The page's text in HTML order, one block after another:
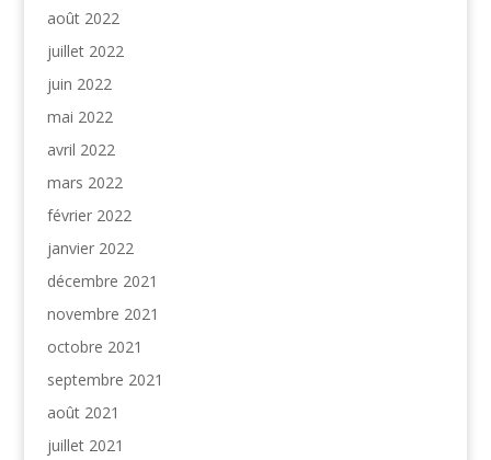
août 2022
juillet 2022
juin 2022
mai 2022
avril 2022
mars 2022
février 2022
janvier 2022
décembre 2021
novembre 2021
octobre 2021
septembre 2021
août 2021
juillet 2021